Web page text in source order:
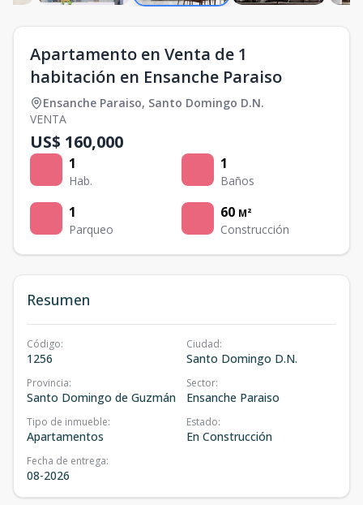
Apartamento en Venta de 1
habitación en Ensanche Paraiso
Ensanche Paraiso, Santo Domingo D.N.
VENTA
US$ 160,000
1
Hab.
1
Baños
1
Parqueo
60 M²
Construcción
Resumen
Código:
1256
Ciudad:
Santo Domingo D.N.
Provincia:
Santo Domingo de Guzmán
Sector:
Ensanche Paraiso
Tipo de inmueble:
Apartamentos
Estado:
En Construcción
Fecha de entrega:
08-2026